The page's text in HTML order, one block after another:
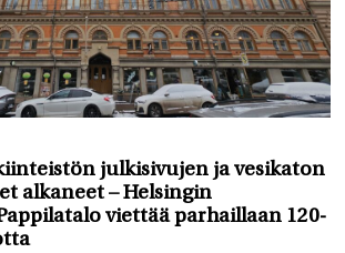
julkisivujen ja vesikaton
alkaneet – Helsingin
viettää parhaillaan 120-